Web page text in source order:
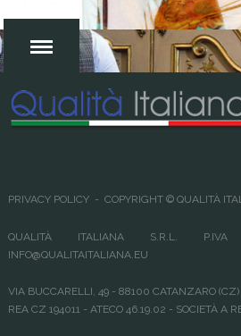
MENU
PRIVACY POLICY- COPYRIGHT © QUALITÀ
QUALITÀ ITALIANA S.R.L. P.IVA
INFO@QUALITAITALIANA.EU
VIA BUCCARELLI, 49 - 88100 CATANZARO (CZ)
REA CZ 194011 - ATECO 46.19.02 - SOCIETÀ A